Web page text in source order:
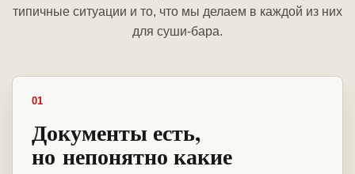
типичные ситуации и то, что мы делаем в каждой из них
для суши-бара.
01
Документы есть,
но непонятно какие